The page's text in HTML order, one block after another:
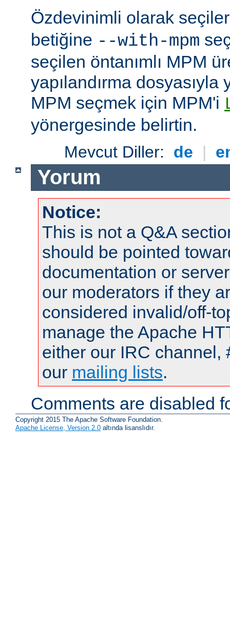
Özdevinimli olarak
betiğine --with-mpm
seçilen öntanımlı MPM
yapılandırma dosyasıyla
MPM seçmek için MPM'i
yönergesinde belirtin.
Mevcut Diller: de |
Yorum
Notice:
This is not a Q&A
should be pointed
documentation or
our moderators if they
considered invalid/off-
manage the Apache
either our IRC channel,
our mailing lists.
Comments are disabled
Copyright 2015 The Apache Software Foundation.
Apache License, Version 2.0 altında lisanslıdır.